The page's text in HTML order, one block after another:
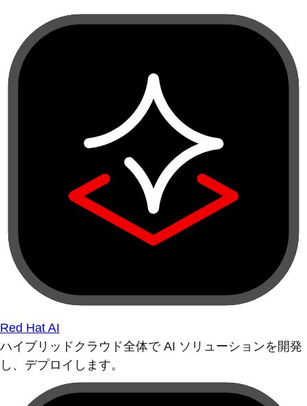
Red Hat AI
ハイブリッドクラウド全体で AI ソリューションを開発
し、デプロイします。